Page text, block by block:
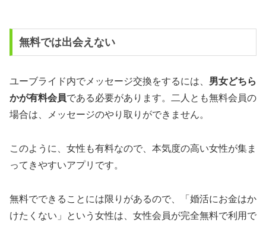
無料では出会えない
ユーブライド内でメッセージ交換をするには、 男女どちら
かが有料会員である必要があります。二人とも無料会員の
場合は、メッセージのやり取りができません。
このように、女性も有料なので、本気度の高い女性が集ま
ってきやすいアプリです。
無料でできることには限りがあるので、「婚活にお金はか
けたくない」という女性は、女性会員が完全無料で利用で